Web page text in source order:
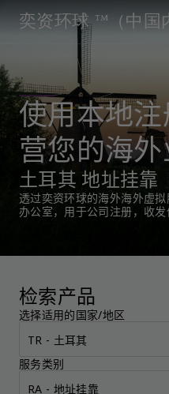
奕资环球 ™（中国
使用本地
营您的海
土耳其 地址挂靠
透过奕资环球的海外海外虚
办公室，用于公司注册，收发
检索产品
选择适用的国家/地区
服务类别